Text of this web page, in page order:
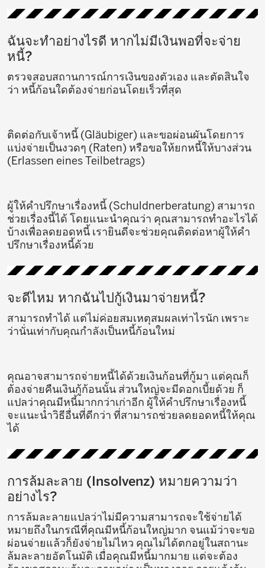
ฉันจะทำอย่างไรดี หากไม่มีเงินพอที่จะจ่าย
หนี้?
ตรวจสอบสถานการณ์การเงินของตัวเอง และตัดสินใจ
ว่า หนี้ก้อนใดต้องจ่ายก่อนโดยเร็วที่สุด
ติดต่อกับเจ้าหนี้ (Gläubiger) และขอผ่อนผันโดยการ
แบ่งจ่ายเป็นงวดๆ (Raten) หรือขอให้ยกหนี้ให้บางส่วน
(Erlassen eines Teilbetrags)
ผู้ให้คำปรึกษาเรื่องหนี้ (Schuldnerberatung) สามารถ
ช่วยเรื่องนี้ได้ โดยแนะนำคุณว่า คุณสามารถทำอะไรได้
บ้างเพื่อลดยอดหนี้ เรายินดีจะช่วยคุณติดต่อหาผู้ให้คำ
ปรึกษาเรื่องหนี้ด้วย
จะดีไหม หากฉันไปกู้เงินมาจ่ายหนี้?
สามารถทำได้ แต่ไม่ค่อยสมเหตุสมผลเท่าไรนัก เพราะ
ว่านั่นเท่ากับคุณกำลังเป็นหนี้ก้อนใหม่
คุณอาจสามารถจ่ายหนี้ได้ด้วยเงินก้อนที่กู้มา แต่คุณก็
ต้องจ่ายคืนเงินกู้ก้อนนั้น ส่วนใหญ่จะมีดอกเบี้ยด้วย ก็
แปลว่าคุณมีหนี้มากกว่าเก่าอีก ผู้ให้คำปรึกษาเรื่องหนี้
จะแนะนำวิธีอื่นที่ดีกว่า ที่สามารถช่วยลดยอดหนี้ให้คุณ
ได้
การล้มละลาย (Insolvenz) หมายความว่า
อย่างไร?
การล้มละลายแปลว่าไม่มีความสามารถจะใช้จ่ายได้
หมายถึงในกรณีที่คุณมีหนี้ก้อนใหญ่มาก จนแม้ว่าจะขอ
ผ่อนจ่ายแล้วก็ยังจ่ายไม่ไหว คุณไม่ได้ตกอยู่ในสถานะ
ล้มละลายอัตโนมัติ เมื่อคุณมีหนี้มากมาย แต่จะต้อง